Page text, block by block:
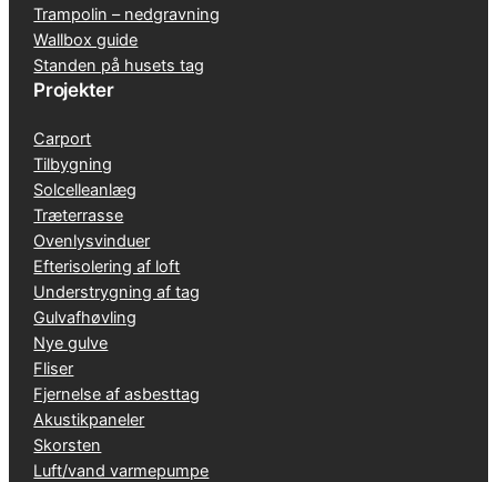
Trampolin – nedgravning
Wallbox guide
Standen på husets tag
Projekter
Carport
Tilbygning
Solcelleanlæg
Træterrasse
Ovenlysvinduer
Efterisolering af loft
Understrygning af tag
Gulvafhøvling
Nye gulve
Fliser
Fjernelse af asbesttag
Akustikpaneler
Skorsten
Luft/vand varmepumpe